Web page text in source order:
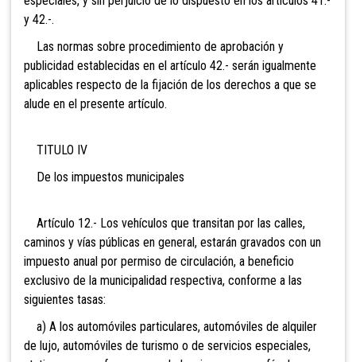
y 42.-.
Las normas sobre procedimiento de aprobación y
publicidad establecidas en el artículo 42.- serán igualmente
aplicables respecto de la fijación de los derechos a que se
alude en el presente artículo.
TITULO IV
De los impuestos municipales
Artículo 12.- Los vehículos que transitan por las calles,
caminos y vías públicas en general, estarán gravados con un
impuesto anual por permiso de circulación, a beneficio
exclusivo de la municipalidad respectiva, conforme a las
siguientes tasas:
a) A los automóviles particulares, automóviles de alquiler
de lujo, automóviles de turismo o de servicios especiales,